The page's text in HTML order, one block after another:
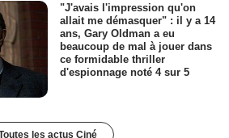
"J'avais l'impression qu'on
allait me démasquer" : il y a 14
ans, Gary Oldman a eu
beaucoup de mal à jouer dans
ce formidable thriller
d'espionnage noté 4 sur 5
les actus Ciné